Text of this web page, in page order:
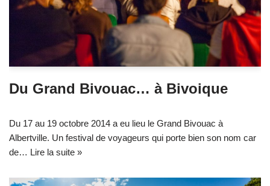
Du Grand Bivouac… à Bivoique
Du 17 au 19 octobre 2014 a eu lieu le Grand Bivouac à
Albertville. Un festival de voyageurs qui porte bien son nom car
de… Lire la suite »